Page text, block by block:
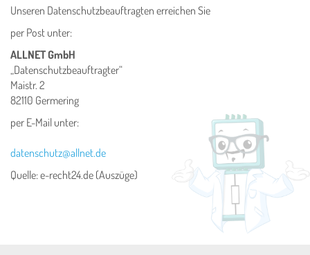
Unseren Datenschutzbeauftragten erreichen Sie
per Post unter:
ALLNET GmbH
„Datenschutzbeauftragter“
Maistr. 2
82110 Germering
per E-Mail unter:
datenschutz@allnet.de
Quelle: e-recht24.de (Auszüge)